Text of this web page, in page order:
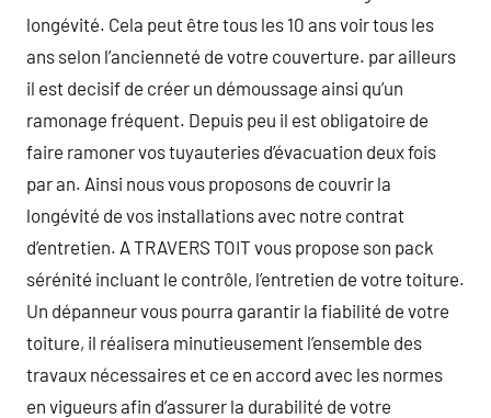
longévité. Cela peut être tous les 10 ans voir tous les
ans selon l’ancienneté de votre couverture. par ailleurs
il est decisif de créer un démoussage ainsi qu’un
ramonage fréquent. Depuis peu il est obligatoire de
faire ramoner vos tuyauteries d’évacuation deux fois
par an. Ainsi nous vous proposons de couvrir la
longévité de vos installations avec notre contrat
d’entretien. A TRAVERS TOIT vous propose son pack
sérénité incluant le contrôle, l’entretien de votre toiture.
Un dépanneur vous pourra garantir la fiabilité de votre
toiture, il réalisera minutieusement l’ensemble des
travaux nécessaires et ce en accord avec les normes
en vigueurs afin d’assurer la durabilité de votre